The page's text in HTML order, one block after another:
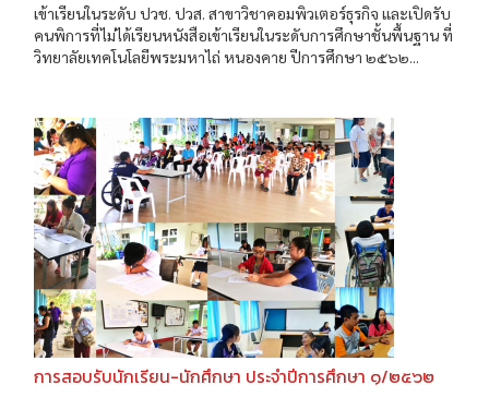
เข้าเรียนในระดับ ปวช. ปวส. สาขาวิชาคอมพิวเตอร์ธุรกิจ และเปิดรับ
คนพิการที่ไม่ได้เรียนหนังสือเข้าเรียนในระดับการศึกษาชั้นพื้นฐาน ที่
วิทยาลัยเทคโนโลยีพระมหาไถ่ หนองคาย ปีการศึกษา ๒๕๖๒...
การสอบรับนักเรียน-นักศึกษา ประจำปีการศึกษา ๑/๒๕๖๒